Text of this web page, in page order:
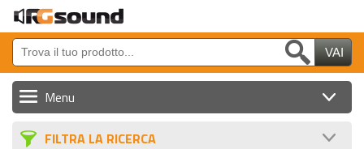
Menu
Sorgenti, Monitor e GPS
FILTRA LA RICERCA